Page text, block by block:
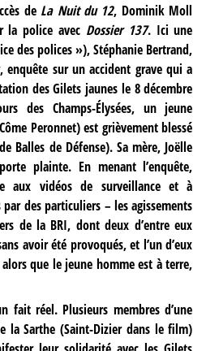
de La Nuit du 12, Dominik Moll
la police avec Dossier 137. Ici une
des polices »), Stéphanie Bertrand,
enquête sur un accident grave qui a
des Gilets jaunes le 8 décembre
des Champs-Élysées, un jeune
Peronnet) est grièvement blessé
Balles de Défense). Sa mère, Joëlle
plainte. En menant l’enquête,
aux vidéos de surveillance et à
des particuliers – les agissements
de la BRI, dont deux d’entre eux
avoir été provoqués, et l’un d’eux
que le jeune homme est à terre,
fait réel. Plusieurs membres d’une
la Sarthe (Saint-Dizier dans le film)